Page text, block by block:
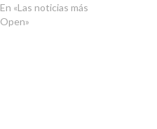
En «Las noticias más
Open»